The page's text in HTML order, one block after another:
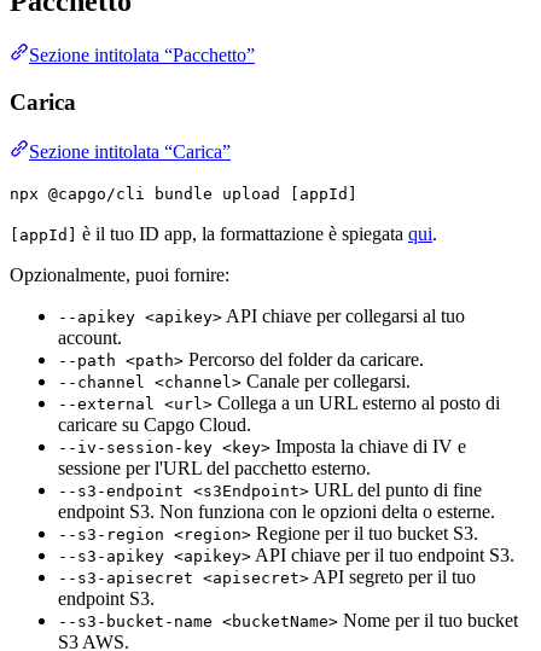
Sezione intitolata “Pacchetto”
Carica
Sezione intitolata “Carica”
npx @capgo/cli bundle upload [appId]
[appId] è il tuo ID app, la formattazione è spiegata qui.
Opzionalmente, puoi fornire:
--apikey <apikey> API chiave per collegarsi al tuo
account.
--path <path> Percorso del folder da caricare.
--channel <channel> Canale per collegarsi.
--external <url> Collega a un URL esterno al posto di
caricare su Capgo Cloud.
--iv-session-key <key> Imposta la chiave di IV e
sessione per l'URL del pacchetto esterno.
--s3-endpoint <s3Endpoint> URL del punto di fine
endpoint S3. Non funziona con le opzioni delta o esterne.
--s3-region <region> Regione per il tuo bucket S3.
--s3-apikey <apikey> API chiave per il tuo endpoint S3.
--s3-apisecret <apisecret> API segreto per il tuo
endpoint S3.
--s3-bucket-name <bucketName> Nome per il tuo bucket
S3 AWS.